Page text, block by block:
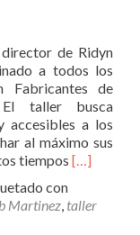
de Ridyn
a todos los
Fabricantes de
El taller busca
accesibles a los
al máximo sus
tiempos Leer
dictará
[…]
con
Martinez, taller